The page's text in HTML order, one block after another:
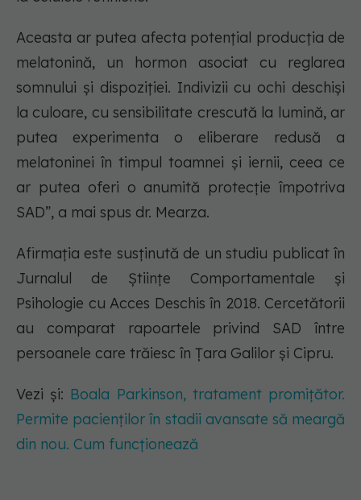
Aceasta ar putea afecta potențial producția de
melatonină, un hormon asociat cu reglarea
somnului și dispoziției. Indivizii cu ochi deschiși
la culoare, cu sensibilitate crescută la lumină, ar
putea experimenta o eliberare redusă a
melatoninei în timpul toamnei și iernii, ceea ce
ar putea oferi o anumită protecție împotriva
SAD”, a mai spus dr. Mearza.
Afirmația este susținută de un studiu publicat în
Jurnalul de Științe Comportamentale și
Psihologie cu Acces Deschis în 2018. Cercetătorii
au comparat rapoartele privind SAD între
persoanele care trăiesc în Țara Galilor și Cipru.
Vezi și: Boala Parkinson, tratament promițător.
Permite pacienților în stadii avansate să meargă
din nou. Cum funcționează